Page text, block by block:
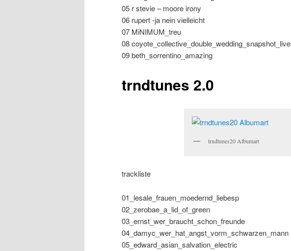
05 r stevie – moore irony
06 rupert -ja nein vielleicht
07 MiNIMUM_treu
08 coyote_collective_double_wedding_snapshot_live
09 beth_sorrentino_amazing
trndtunes 2.0
trndtunes20 Albumart
trackliste
01_lesale_frauen_moedernd_liebesp
02_zerobae_a_lid_of_green
03_ernst_wer_braucht_schon_freunde
04_damyc_wer_hat_angst_vorm_schwarzen_mann
05_edward_asian_salvation_electric